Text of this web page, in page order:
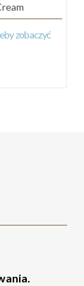
zobaczyć